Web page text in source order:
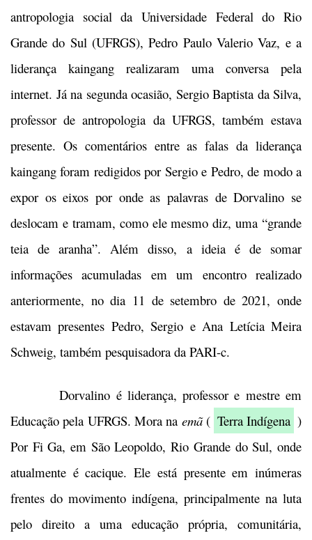
antropologia social da Universidade Federal do Rio
Grande do Sul (UFRGS), Pedro Paulo Valerio Vaz, e a
liderança kaingang realizaram uma conversa pela
internet. Já na segunda ocasião, Sergio Baptista da Silva,
professor de antropologia da UFRGS, também estava
presente. Os comentários entre as falas da liderança
kaingang foram redigidos por Sergio e Pedro, de modo a
expor os eixos por onde as palavras de Dorvalino se
deslocam e tramam, como ele mesmo diz, uma “grande
teia de aranha”. Além disso, a ideia é de somar
informações acumuladas em um encontro realizado
anteriormente, no dia 11 de setembro de 2021, onde
estavam presentes Pedro, Sergio e Ana Letícia Meira
Schweig, também pesquisadora da PARI-c.
Dorvalino é liderança, professor e mestre em
Educação pela UFRGS. Mora na emã( Terra Indígena )
Por Fi Ga, em São Leopoldo, Rio Grande do Sul, onde
atualmente é cacique. Ele está presente em inúmeras
frentes do movimento indígena, principalmente na luta
pelo direito a uma educação própria, comunitária,